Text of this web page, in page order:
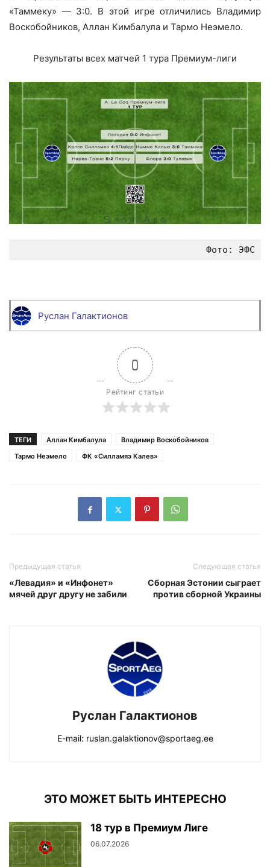
«Таммеку» — 3:0. В этой игре отличились Владимир
Воскобойников, Аллан Кимбалула и Тармо Неэмело.
Результаты всех матчей 1 тура Премиум-лиги
Фото: ЭФС
Руслан Галактионов
0
Рейтинг статьи
ТЕГИ Аллан Кимбалула
Владимир Воскобойников
Тармо Неэмело
ФК «Силламяэ Калев»
Предыдущая статья
«Левадия» и «Инфонет»
мячей друг другу не забили
Следующая статья
Сборная Эстонии сыграет
против сборной Украины
Руслан Галактионов
E-mail: ruslan.galaktionov@sportaeg.ee
ЭТО МОЖЕТ БЫТЬ ИНТЕРЕСНО
18 тур в Премиум Лиге
06.07.2026